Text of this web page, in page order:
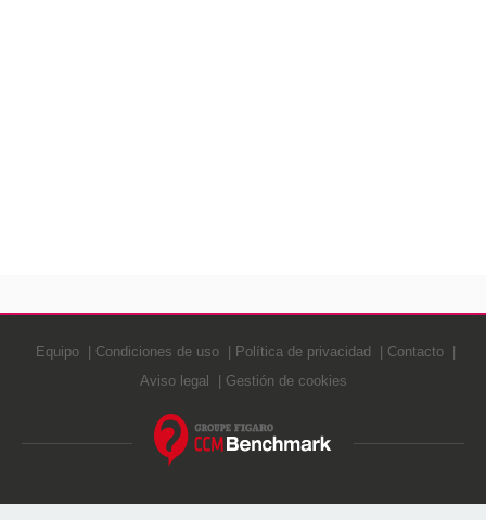
Equipo Condiciones de uso Política de privacidad
Contacto
Aviso legal
Gestión de cookies